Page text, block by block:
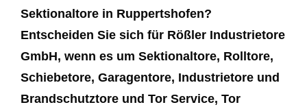
Sektionaltore in Ruppertshofen?
Entscheiden Sie sich für Rößler Industrietore
GmbH, wenn es um Sektionaltore, Rolltore,
Schiebetore, Garagentore, Industrietore und
Brandschutztore und Tor Service, Tor